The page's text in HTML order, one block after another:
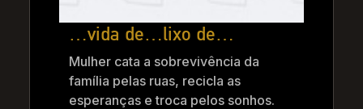
…vida de…lixo de…
Mulher cata a sobrevivência da
família pelas ruas, recicla as
esperanças e troca pelos sonhos.